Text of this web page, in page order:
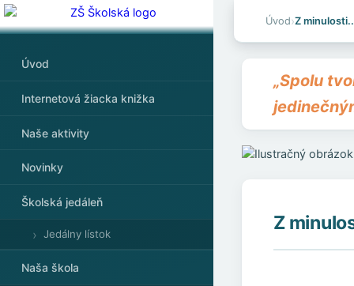
Úvod
Internetová žiacka knižka
Naše aktivity
Novinky
Školská jedáleň
Jedálny lístok
Naša škola
Úvod›Z
„Spolu
Z